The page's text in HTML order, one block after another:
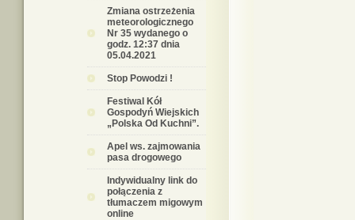
Zmiana ostrzeżenia
meteorologicznego
Nr 35 wydanego o
godz. 12:37 dnia
05.04.2021
Stop Powodzi !
Festiwal Kół
Gospodyń Wiejskich
„Polska Od Kuchni”.
Apel ws. zajmowania
pasa drogowego
Indywidualny link do
połączenia z
tłumaczem migowym
online